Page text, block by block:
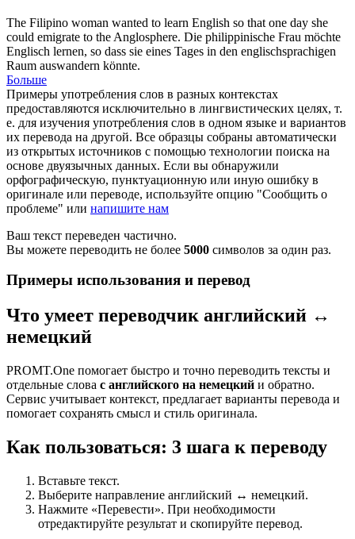
The Filipino woman wanted to learn English so that one day she
could emigrate to the Anglosphere. Die philippinische Frau möchte
Englisch lernen, so dass sie eines Tages in den englischsprachigen
Raum auswandern könnte.
Больше
Примеры употребления слов в разных контекстах
предоставляются исключительно в лингвистических целях, т.
е. для изучения употребления слов в одном языке и вариантов
их перевода на другой. Все образцы собраны автоматически
из открытых источников с помощью технологии поиска на
основе двуязычных данных. Если вы обнаружили
орфографическую, пунктуационную или иную ошибку в
оригинале или переводе, используйте опцию "Сообщить о
проблеме" или напишите нам
Ваш текст переведен частично.
Вы можете переводить не более 5000 символов за один раз.
Примеры использования и перевод
Что умеет переводчик английский ↔
немецкий
PROMT.One помогает быстро и точно переводить тексты и
отдельные слова с английского на немецкий и обратно.
Сервис учитывает контекст, предлагает варианты перевода и
помогает сохранять смысл и стиль оригинала.
Как пользоваться: 3 шага к переводу
Вставьте текст.
Выберите направление английский ↔ немецкий.
Нажмите «Перевести». При необходимости
отредактируйте результат и скопируйте перевод.